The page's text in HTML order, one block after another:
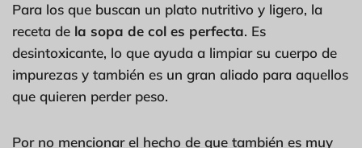
Para los que buscan un plato nutritivo y ligero, la
receta de la sopa de col es perfecta. Es
desintoxicante, lo que ayuda a limpiar su cuerpo de
impurezas y también es un gran aliado para aquellos
que quieren perder peso.
Por no mencionar el hecho de que también es muy